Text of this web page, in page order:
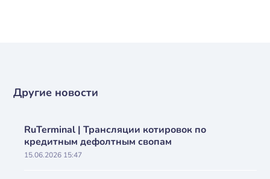
Другие новости
RuTerminal | Трансляции котировок по
кредитным дефолтным свопам
15.06.2026 15:47